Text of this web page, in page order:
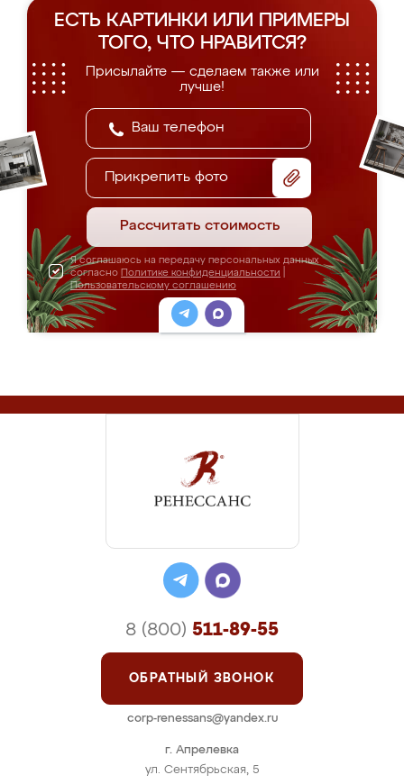
ЕСТЬ КАРТИНКИ ИЛИ ПРИМЕРЫ
ТОГО, ЧТО НРАВИТСЯ?
Присылайте — сделаем также или
лучше!
Прикрепить фото
Рассчитать стоимость
Я соглашаюсь на передачу персональных данных
согласно Политике конфиденциальности
Пользовательскому соглашению
г. Апрелевка
ул. Сентябрьская, 5
8 (800) 511-89-55
ОБРАТНЫЙ ЗВОНОК
corp-renessans@yandex.ru